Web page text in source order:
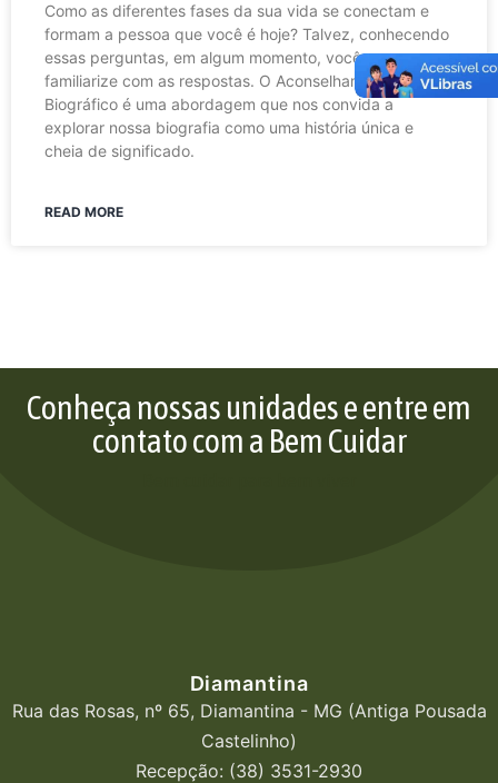
Como as diferentes fases da sua vida se conectam e
formam a pessoa que você é hoje? Talvez, conhecendo
essas perguntas, em algum momento, você se
familiarize com as respostas. O Aconselhamento
Biográfico é uma abordagem que nos convida a
explorar nossa biografia como uma história única e
cheia de significado.
READ MORE
Conheça nossas unidades e entre em
contato com a Bem Cuidar
Diamantina
Rua das Rosas, nº 65, Diamantina - MG (Antiga Pousada
Castelinho)
Recepção: (38) 3531-2930